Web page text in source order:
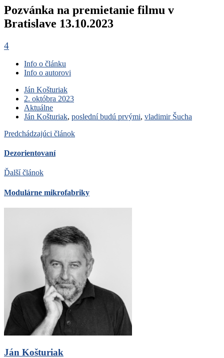
Pozvánka na premietanie filmu v
Bratislave 13.10.2023
4
Info o článku
Info o autorovi
Ján Košturiak
2. októbra 2023
Aktuálne
Ján Košturiak, poslední budú prvými, vladimir Šucha
Predchádzajúci článok
Dezorientovaní
Ďalší článok
Modulárne mikrofabriky
Ján Košturiak